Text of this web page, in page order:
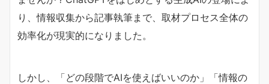
り、情報収集から記事執筆まで、取材プロセス全体の
効率化が現実的になりました。
しかし、「どの段階でAIを使えばいいのか」「情報の